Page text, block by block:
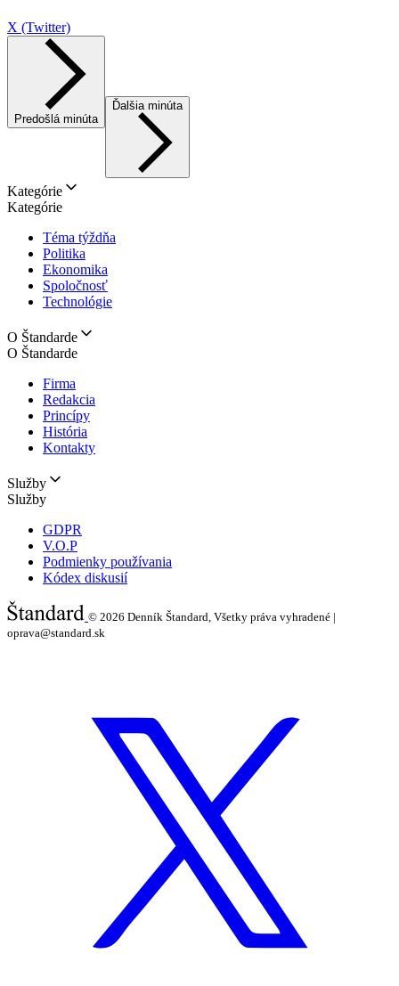
X (Twitter)
Predošlá minúta
Ďalšia minúta
Kategórie
Kategórie
Téma týždňa
Politika
Ekonomika
Spoločnosť
Technológie
O Štandarde
O Štandarde
Firma
Redakcia
Princípy
História
Kontakty
Služby
Služby
GDPR
V.O.P
Podmienky používania
Kódex diskusií
© 2026 Denník Štandard, Všetky práva vyhradené |
oprava@standard.sk